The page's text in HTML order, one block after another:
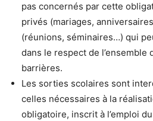
pas concernés par cette
privés (mariages,
(réunions, séminaires…) qui
dans le respect de l’ensemble
barrières.
Les sorties scolaires sont
celles nécessaires à la
obligatoire, inscrit à l’emploi